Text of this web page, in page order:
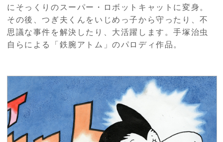
にそっくりのスーパー・ロボットキャットに変身。
その後、つぎ夫くんをいじめっ子から守ったり、不
思議な事件を解決したり、大活躍します。手塚治虫
自らによる「鉄腕アトム」のパロディ作品。